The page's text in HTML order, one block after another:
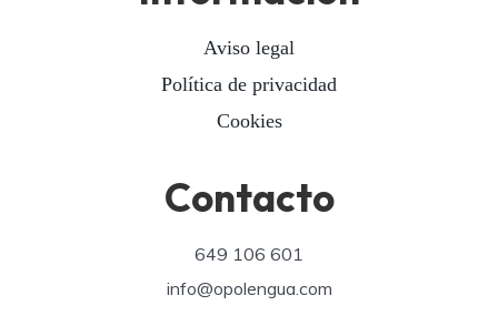
Aviso legal
Política de privacidad
Cookies
Contacto
649 106 601
info@opolengua.com